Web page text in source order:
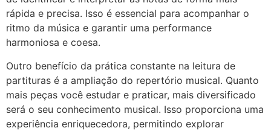
rápida e precisa. Isso é essencial para acompanhar o
ritmo da música e garantir uma performance
harmoniosa e coesa.
Outro benefício da prática constante na leitura de
partituras é a ampliação do repertório musical. Quanto
mais peças você estudar e praticar, mais diversificado
será o seu conhecimento musical. Isso proporciona uma
experiência enriquecedora, permitindo explorar